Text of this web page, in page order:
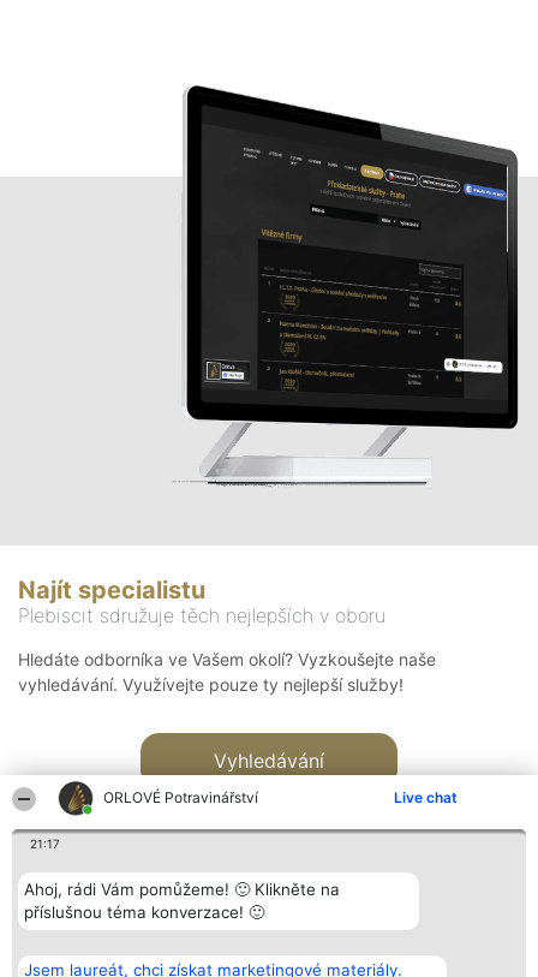
ORLOVÉ Potravinářství Live chat
21:17
Ahoj, rádi Vám pomůžeme! 🙂 Klikněte na
příslušnou téma konverzace! 🙂
Jsem laureát, chci získat marketingové materiály.
Najít specialistu
Plebiscit sdružuje těch nejlepších v oboru
Hledáte odborníka ve Vašem okolí? Vyzkoušejte naše
vyhledávání. Využívejte pouze ty nejlepší služby!
Vyhledávání
Bright Side Solutions sp. z o.
o. sp. k.
Vítězové
Seznam všech
Kontakt